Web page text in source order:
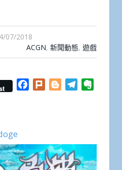
07/2018
ACGN, 新聞動態, 遊戲
Facebook
Plurk BloggerTelegram